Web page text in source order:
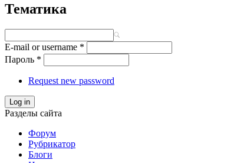
Тематика
E-mail or username *
Пароль *
Request new password
Log in
Разделы сайта
Форум
Рубрикатор
Блоги